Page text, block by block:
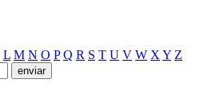
L M N O P Q R S T U V W X Y Z